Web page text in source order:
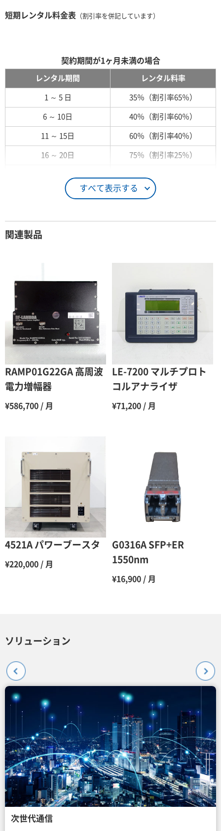
短期レンタル料金表 （割引率を併記しています）
すべて表示する
契約期間が1ヶ月未満の場合
レンタル期間 レンタル料率
1 ～ 5 日 35％（割引率65％）
6 ～ 10日 40％（割引率60％）
11 ～ 15日 60％（割引率40％）
16 ～ 20日 75％（割引率25％）
26日 ～ 1ヶ月 100％（割引率 0％）
80％（割引率20％）
75％（割引率25％）
5ヶ月 70％（割引率30％）
6ヶ月 65％（割引率35％）
7ヶ月 60％（割引率 40％）
8ヶ月 55％（割引率45％）
47％（割引率53％）
12ヶ月 45％（割引率55％）
関連製品
RAMP01G22GA 高周波
電力増幅器
¥586,700 / 月
LE-7200 マルチプロト
コルアナライザ
¥71,200 / 月
4521A パワーブースタ
¥220,000 / 月
G0316A SFP+ER
1550nm
¥16,900 / 月
ソリューション
次世代通信